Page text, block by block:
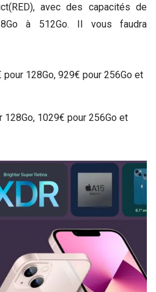
avec des capacités de
à 512Go. Il vous faudra
128Go, 929€ pour 256Go et
128Go, 1029€ pour 256Go et